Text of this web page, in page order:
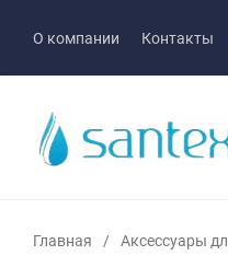
О компании Контакты
Главная / Аксессуары